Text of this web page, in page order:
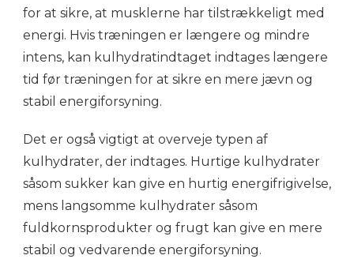
for at sikre, at musklerne har tilstrækkeligt med
energi. Hvis træningen er længere og mindre
intens, kan kulhydratindtaget indtages længere
tid før træningen for at sikre en mere jævn og
stabil energiforsyning.
Det er også vigtigt at overveje typen af
kulhydrater, der indtages. Hurtige kulhydrater
såsom sukker kan give en hurtig energifrigivelse,
mens langsomme kulhydrater såsom
fuldkornsprodukter og frugt kan give en mere
stabil og vedvarende energiforsyning.